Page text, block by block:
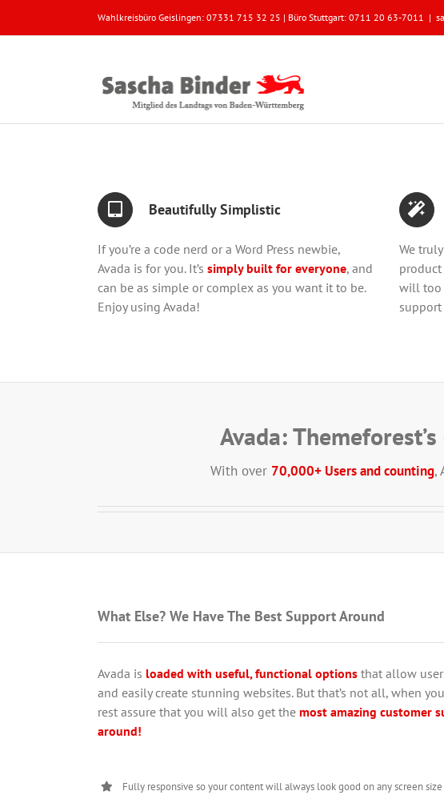
Wahlkreisbüro Geislingen: 07331 715 32 25 | Büro Stuttgart: 0711 20 63-7011 |
Beautifully Simplistic
If you’re a code nerd or a Word Press newbie,
Avada is for you. It’s simply built for everyone, and
can be as simple or complex as you want it to be.
Enjoy using Avada!
We
will too
support
Avada: Themeforest’s
With over 70,000+ Users and counting,
What Else? We Have The Best Support Around
Avada is loaded with useful, functional options that allow
and easily create stunning websites. But that’s not all, when
rest assure that you will also get the most amazing customer
around!
Fully responsive so your content will always look good on any screen size